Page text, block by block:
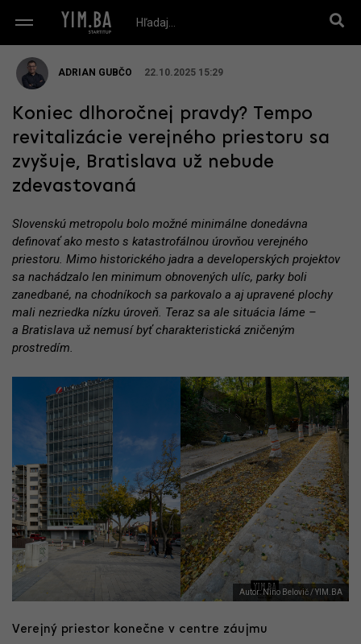
ADRIAN GUBČO 22.10.2025 15:29
Koniec dlhoročnej pravdy? Tempo
revitalizácie verejného priestoru sa
zvyšuje, Bratislava už nebude
zdevastovaná
Slovenskú metropolu bolo možné minimálne donedávna
definovať ako mesto s katastrofálnou úrovňou verejného
priestoru. Mimo historického jadra a developerských projektov
sa nachádzalo len minimum obnovených ulíc, parky boli
zanedbané, na chodníkoch sa parkovalo a aj upravené plochy
mali nezriedka nízku úroveň. Teraz sa ale situácia láme –
a Bratislava už nemusí byť charakteristická zničeným
prostredím.
Autor: Nino Belovič / YIM.BA
Verejný priestor konečne v centre záujmu